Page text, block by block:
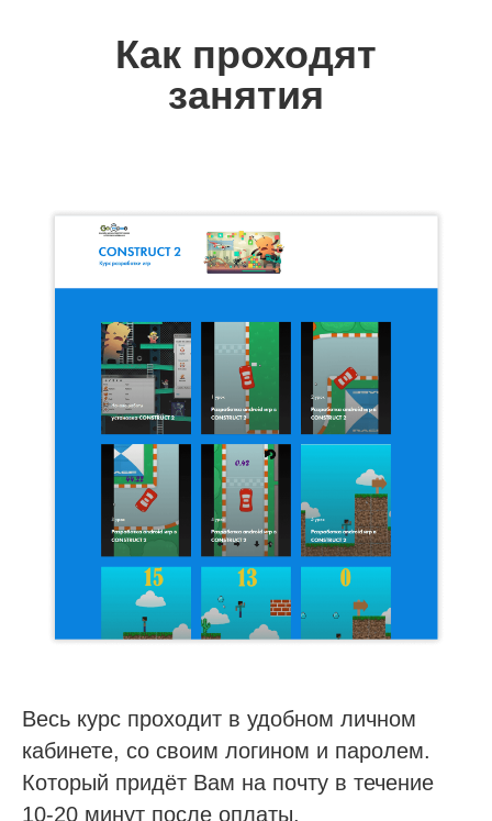
Как проходят
занятия
Весь курс проходит в удобном личном
кабинете, со своим логином и паролем.
Который придёт Вам на почту в течение
10-20 минут после оплаты.